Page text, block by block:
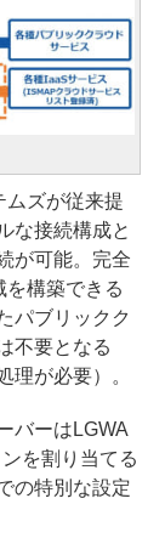
ズが従来提
な接続構成と
が可能。完全
を構築できる
パブリックク
不要となる
理が必要）。
バーはLGWA
を割り当てる
の特別な設定